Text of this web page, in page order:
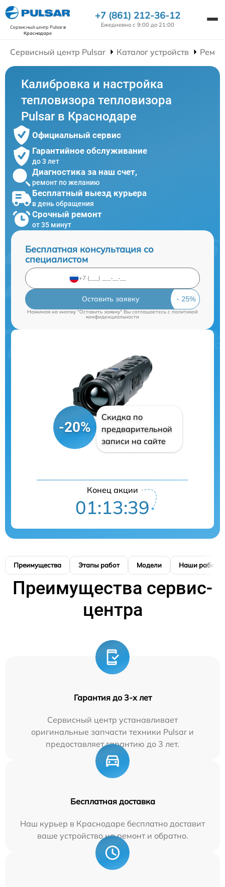
Сервисный центр Pulsarв
Краснодаре
+7 (861) 212-36-12
Ежедневно с 9:00 до 21:00
Сервисный центр Pulsar Каталог устройств
Калибровка и настройка
тепловизора тепловизора
Pulsar в Краснодаре
Официальный сервис
Гарантийное обслуживание
до 3 лет
Диагностика за наш счет,
ремонт по желанию
Бесплатный выезд курьера
в день обращения
Срочный ремонт
от 35 минут
Бесплатная консультация со
специалистом
Оставить заявку
Нажимая на кнопку "Оставить заявку" Вы соглашаетесь cполитикой
конфиденциальности
-20%
Скидка по
предварительной
записи на сайте
Конец акции
01:13:39
Преимущества Этапы работ Модели Наши работы
Преимущества сервис-
центра
Гарантия до 3-х лет
Сервисный центр устанавливает
оригинальные запчасти техники Pulsar и
предоставляет гарантию до 3 лет.
Бесплатная доставка
Наш курьер в Краснодаре бесплатно доставит
ваше устройство на ремонт и обратно.